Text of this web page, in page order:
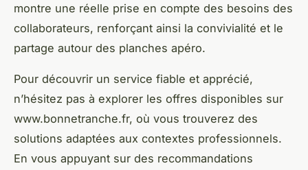
montre une réelle prise en compte des besoins des
collaborateurs, renforçant ainsi la convivialité et le
partage autour des planches apéro.
Pour découvrir un service fiable et apprécié,
n’hésitez pas à explorer les offres disponibles sur
www.bonnetranche.fr, où vous trouverez des
solutions adaptées aux contextes professionnels.
En vous appuyant sur des recommandations